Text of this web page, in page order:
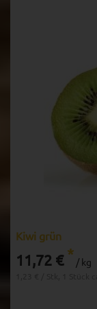
Kiwi grün
11,72 € * / kg